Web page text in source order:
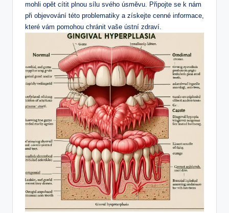
mohli opět cítit plnou sílu svého úsměvu. Připojte se k nám
při objevování této problematiky a získejte cenné informace,
které vám pomohou chránit vaše ústní zdraví.